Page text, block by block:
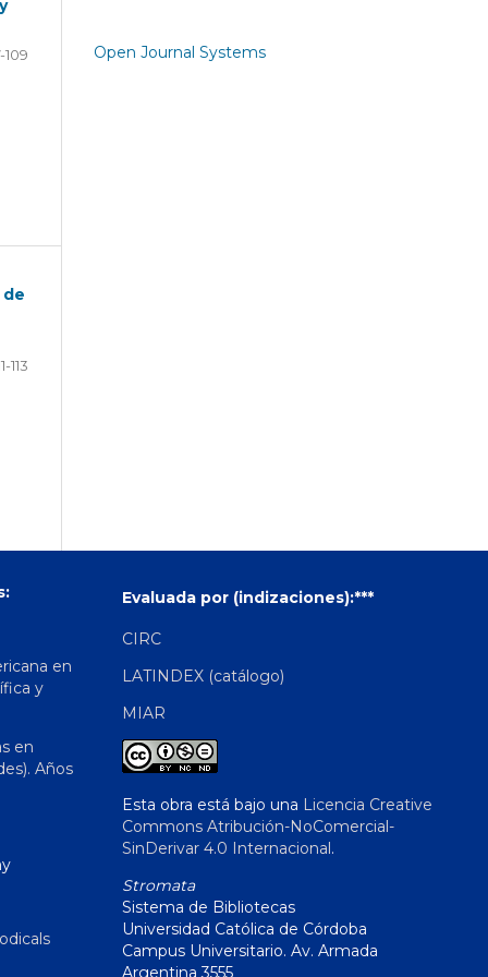
109
de
113
Open Journal Systems
en
y
en
Años
Evaluada por (indizaciones):***
CIRC
LATINDEX (catálogo)
MIAR
Esta obra está bajo una Licencia Creative
Commons Atribución-NoComercial-
SinDerivar 4.0 Internacional .
Stromata
Sistema de Bibliotecas
Universidad Católica de Córdoba
Campus Universitario. Av. Armada
Argentina 3555